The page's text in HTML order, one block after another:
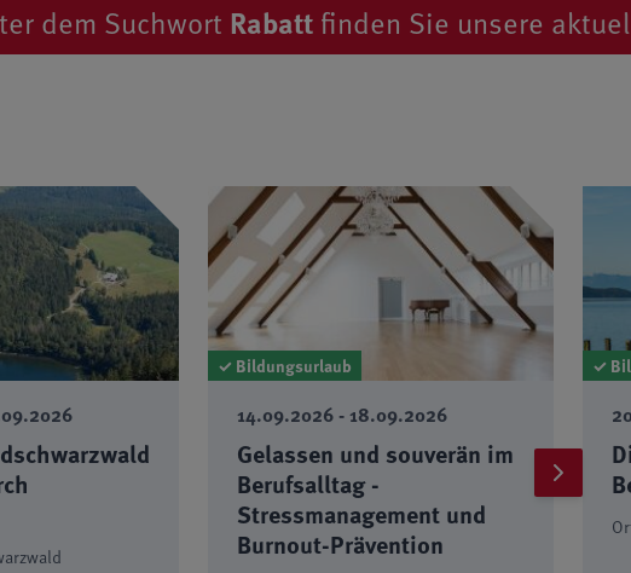
Rabattfinden Sie unsere aktuellen
souverän im
und
✓ Bildungsurlaub
20.09.2026 - 25.09.2026
Die Franklin-Methode® im
Beruf
Ort: Bernried, Starnberger See
✓